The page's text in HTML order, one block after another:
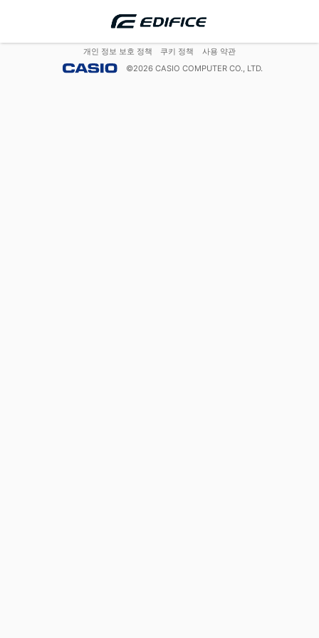
개인 정보 보호 정책 쿠키 정책
사용 약관
©2026 CASIO COMPUTER CO., LTD.